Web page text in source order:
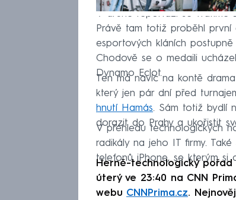
V druhé reportáži se vrátíme
Právě tam totiž proběhl
esportových kláních
Chodově se o medaili
Dynamo Eclot.
Ten má navíc na kontě
který jen pár dní před
hnutí Hamás. Sám totiž bydlí
dorazit do Prahy a ukořistit
V přehledu technologických
radikály na jeho IT firmy.
telefonů iPhone, se kterým si
Herně-technologický
úterý ve 23:40 na CNN
webu CNNPrima.cz.